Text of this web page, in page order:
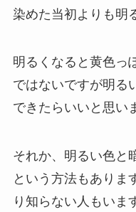
染めた当初よりも明
明るくなると黄色っ
ではないですが明る
できたらいいと思い
それか、明るい色と
という方法もありま
り知らない人もいま